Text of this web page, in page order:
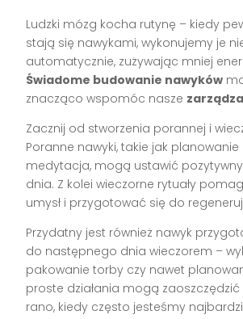
Ludzki mózg kocha rutynę – kiedy
stają się nawykami, wykonujemy je
automatycznie, zużywając mniej
Świadome budowanie nawyków
znacząco wspomóc nasze
Zacznij od stworzenia porannej i
Poranne nawyki, takie jak
medytacja, mogą ustawić
dnia. Z kolei wieczorne rytuały
umysł i przygotować się do
Przydatny jest również nawyk
do następnego dnia wieczorem –
pakowanie torby czy nawet
proste działania mogą
rano, kiedy często jesteśmy